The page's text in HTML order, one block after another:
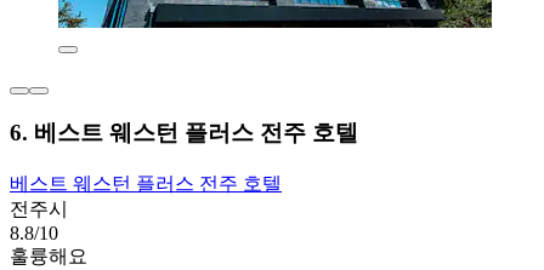
6. 베스트 웨스턴 플러스 전주 호텔
베스트 웨스턴 플러스 전주 호텔
전주시
8.8/10
훌륭해요